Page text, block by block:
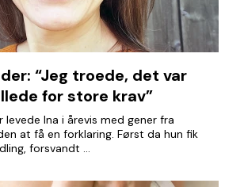
“Jeg troede, det var
for store krav”
levede Ina i årevis med gener fra
at få en forklaring. Først da hun fik
forsvandt ...